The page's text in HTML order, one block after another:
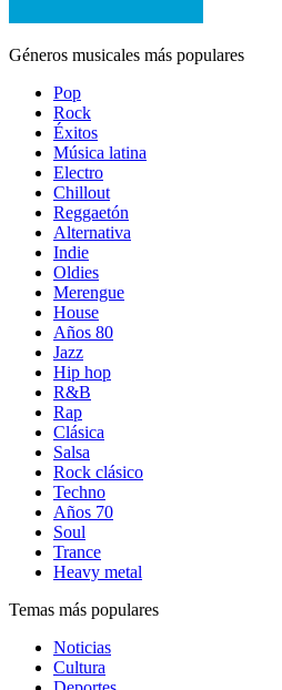
Géneros musicales más populares
Pop
Rock
Éxitos
Música latina
Electro
Chillout
Reggaetón
Alternativa
Indie
Oldies
Merengue
House
Años 80
Jazz
Hip hop
R&B
Rap
Clásica
Salsa
Rock clásico
Techno
Años 70
Soul
Trance
Heavy metal
Temas más populares
Noticias
Cultura